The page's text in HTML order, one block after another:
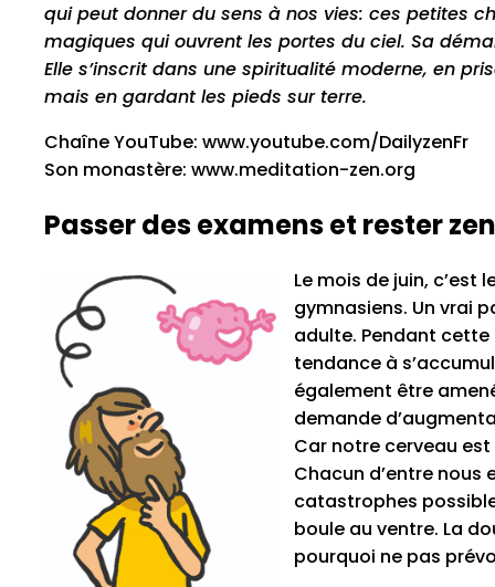
qui peut donner du sens à nos vies: ces petites
magiques qui ouvrent les portes du ciel. Sa
Elle s’inscrit dans une spiritualité moderne, en
mais en gardant les pieds sur terre.
Chaîne YouTube: www.youtube.com/DailyzenFr
Son monastère: www.meditation-zen.org
Passer des examens et rester
Le mois de juin, c’est
gymnasiens. Un vrai
adulte. Pendant cette
tendance à
également être
demande
Car notre cerveau
Chacun d’entre nous
catastrophes
boule au ventre. La
pourquoi ne pas